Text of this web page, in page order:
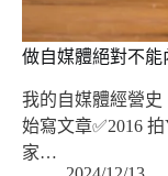
做自媒體絕對不能
我的自媒體經營史
始寫文章✅2016
家…